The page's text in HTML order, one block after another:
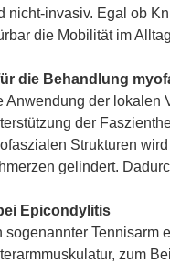
nicht-invasiv. Egal ob
die Mobilität im
die Behandlung
Anwendung der lokalen
der
Strukturen
gelindert.
Epicondylitis
sogenannter Tennisarm
zum